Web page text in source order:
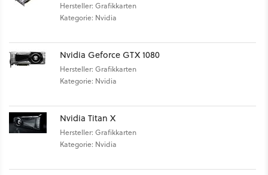
Hersteller: Grafikkarten
Kategorie: Nvidia
Nvidia Geforce GTX 1080
Hersteller: Grafikkarten
Kategorie: Nvidia
Nvidia Titan X
Hersteller: Grafikkarten
Kategorie: Nvidia